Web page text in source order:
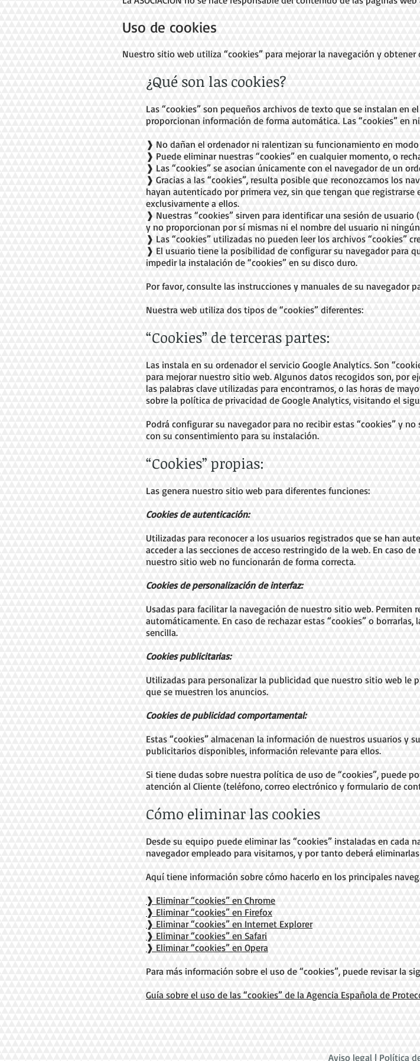
Uso de cookies
Nuestro sitio web utiliza “cookies” para mejorar la navegación y
¿Qué son las cookies?
Las “cookies” son pequeños archivos de texto que se instalan en
proporcionan información de forma automática. Las “cookies” en
❱ No dañan el ordenador ni ralentizan su funcionamiento en
❱ Puede eliminar nuestras “cookies” en cualquier momento, o
❱ Las “cookies” se asocian únicamente con el navegador de un
❱ Gracias a las “cookies”, resulta posible que reconozcamos los
hayan autenticado por primera vez, sin que tengan que registrarse
exclusivamente a ellos.
❱ Nuestras “cookies” sirven para identificar una sesión de
y no proporcionan por sí mismas ni el nombre del usuario ni
❱ Las “cookies” utilizadas no pueden leer los archivos “cookies”
❱ El usuario tiene la posibilidad de configurar su navegador para
impedir la instalación de “cookies” en su disco duro.
Por favor, consulte las instrucciones y manuales de su navegador
Nuestra web utiliza dos tipos de “cookies” diferentes:
“Cookies” de terceras partes:
Las instala en su ordenador el servicio Google Analytics. Son
para mejorar nuestro sitio web. Algunos datos recogidos son, por
las palabras clave utilizadas para encontrarnos, o las horas de
sobre la política de privacidad de Google Analytics, visitando el
Podrá configurar su navegador para no recibir estas “cookies” y
con su consentimiento para su instalación.
“Cookies” propias:
Las genera nuestro sitio web para diferentes funciones:
Cookies de autenticación:
Utilizadas para reconocer a los usuarios registrados que se han
acceder a las secciones de acceso restringido de la web. En caso
nuestro sitio web no funcionarán de forma correcta.
Cookies de personalización de interfaz:
Usadas para facilitar la navegación de nuestro sitio web. Permiten
automáticamente. En caso de rechazar estas “cookies” o
sencilla.
Cookies publicitarias:
Utilizadas para personalizar la publicidad que nuestro sitio web le
que se muestren los anuncios.
Cookies de publicidad comportamental:
Estas “cookies” almacenan la información de nuestros usuarios y
publicitarios disponibles, información relevante para ellos.
Si tiene dudas sobre nuestra política de uso de “cookies”, puede
atención al Cliente (teléfono, correo electrónico y formulario de
Cómo eliminar las cookies
Desde su equipo puede eliminar las “cookies” instaladas en cada
navegador empleado para visitarnos, y por tanto deberá
Aquí tiene información sobre cómo hacerlo en los principales
❱ Eliminar “cookies” en Chrome
❱ Eliminar “cookies” en Firefox
❱ Eliminar “cookies” en Internet Explorer
❱ Eliminar “cookies” en Safari
❱ Eliminar “cookies” en Opera
Para más información sobre el uso de “cookies”, puede revisar la
Guía sobre el uso de las “cookies” de la Agencia Española de
Aviso legal | Política